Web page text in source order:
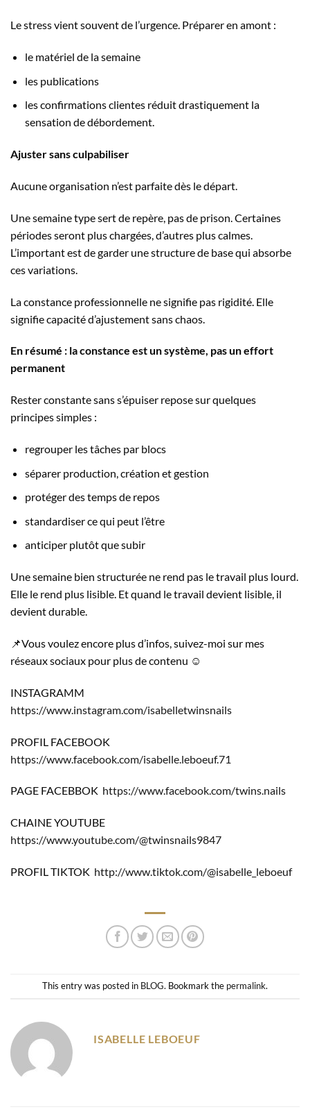
Le stress vient souvent de l’urgence. Préparer en amont :
le matériel de la semaine
les publications
les confirmations clientes réduit drastiquement la
sensation de débordement.
Ajuster sans culpabiliser
Aucune organisation n’est parfaite dès le départ.
Une semaine type sert de repère, pas de prison. Certaines
périodes seront plus chargées, d’autres plus calmes.
L’important est de garder une structure de base qui absorbe
ces variations.
La constance professionnelle ne signifie pas rigidité. Elle
signifie capacité d’ajustement sans chaos.
En résumé : la constance est un système, pas un effort
permanent
Rester constante sans s’épuiser repose sur quelques
principes simples :
regrouper les tâches par blocs
séparer production, création et gestion
protéger des temps de repos
standardiser ce qui peut l’être
anticiper plutôt que subir
Une semaine bien structurée ne rend pas le travail plus lourd.
Elle le rend plus lisible. Et quand le travail devient lisible, il
devient durable.
📌Vous voulez encore plus d’infos, suivez-moi sur mes
réseaux sociaux pour plus de contenu ☺️
INSTAGRAMM
https://www.instagram.com/isabelletwinsnails
PROFIL FACEBOOK
https://www.facebook.com/isabelle.leboeuf.71
PAGE FACEBBOK https://www.facebook.com/twins.nails
CHAINE YOUTUBE
https://www.youtube.com/@twinsnails9847
PROFIL TIKTOK http://www.tiktok.com/@isabelle_leboeuf
This entry was posted in BLOG. Bookmark the permalink.
ISABELLE LEBOEUF